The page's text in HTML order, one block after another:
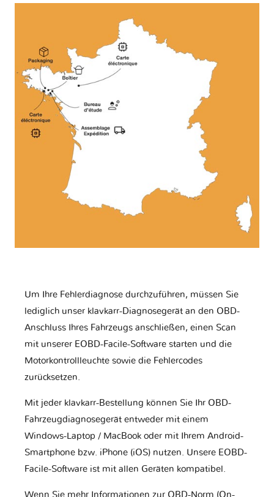
Um Ihre Fehlerdiagnose durchzuführen, müssen Sie
lediglich unser klavkarr-Diagnosegerät an den OBD-
Anschluss Ihres Fahrzeugs anschließen, einen Scan
mit unserer EOBD-Facile-Software starten und die
Motorkontrollleuchte sowie die Fehlercodes
zurücksetzen.
Mit jeder klavkarr-Bestellung können Sie Ihr OBD-
Fahrzeugdiagnosegerät entweder mit einem
Windows-Laptop / MacBook oder mit Ihrem Android-
Smartphone bzw. iPhone (iOS) nutzen. Unsere EOBD-
Facile-Software ist mit allen Geräten kompatibel.
Wenn Sie mehr Informationen zur OBD-Norm (On-